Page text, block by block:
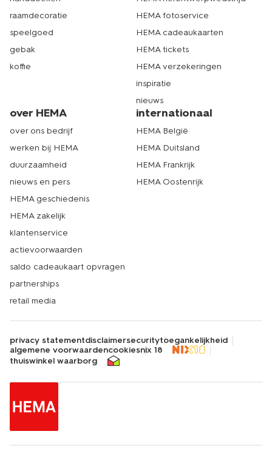
raamdecoratie
speelgoed
gebak
koffie
HEMA fotoservice
HEMA cadeaukaarten
HEMA tickets
HEMA verzekeringen
inspiratie
nieuws
over HEMA
over ons bedrijf
werken bij HEMA
duurzaamheid
nieuws en pers
HEMA geschiedenis
HEMA zakelijk
klantenservice
actievoorwaarden
saldo cadeaukaart opvragen
partnerships
retail media
internationaal
HEMA België
HEMA Duitsland
HEMA Frankrijk
HEMA Oostenrijk
privacy statementdisclaimersecuritytoegankelijkheid
algemene voorwaardencookiesnix 18
thuiswinkel waarborg